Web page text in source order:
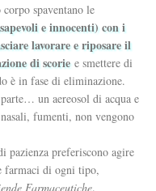
spaventano le
e innocenti) con i
lavorare e riposare il
di scorie e smettere di
è in fase di eliminazione.
un aereosol di acqua e
fumenti, non vengono
pazienza preferiscono agire
farmaci di ogni tipo,
Farmaceutiche.